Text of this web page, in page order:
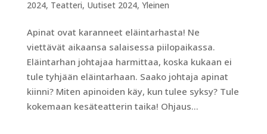
2024, Teatteri, Uutiset 2024, Yleinen
Apinat ovat karanneet eläintarhasta! Ne
viettävät aikaansa salaisessa piilopaikassa.
Eläintarhan johtajaa harmittaa, koska kukaan ei
tule tyhjään eläintarhaan. Saako johtaja apinat
kiinni? Miten apinoiden käy, kun tulee syksy? Tule
kokemaan kesäteatterin taika! Ohjaus...